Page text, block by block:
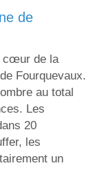
cœur de la
Fourquevaux.
au total
Les
20
les
un